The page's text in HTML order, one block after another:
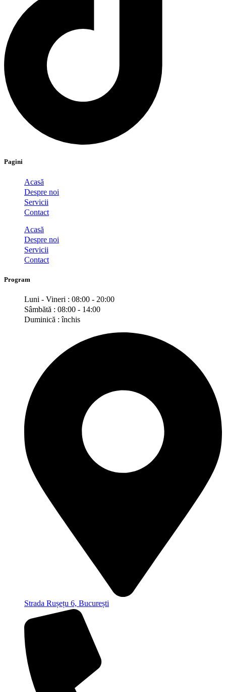
Pagini
Acasă
Despre noi
Servicii
Contact
Acasă
Despre noi
Servicii
Contact
Program
Luni - Vineri : 08:00 - 20:00
Sâmbătă : 08:00 - 14:00
Duminică : închis
Strada Rușețu 6, București